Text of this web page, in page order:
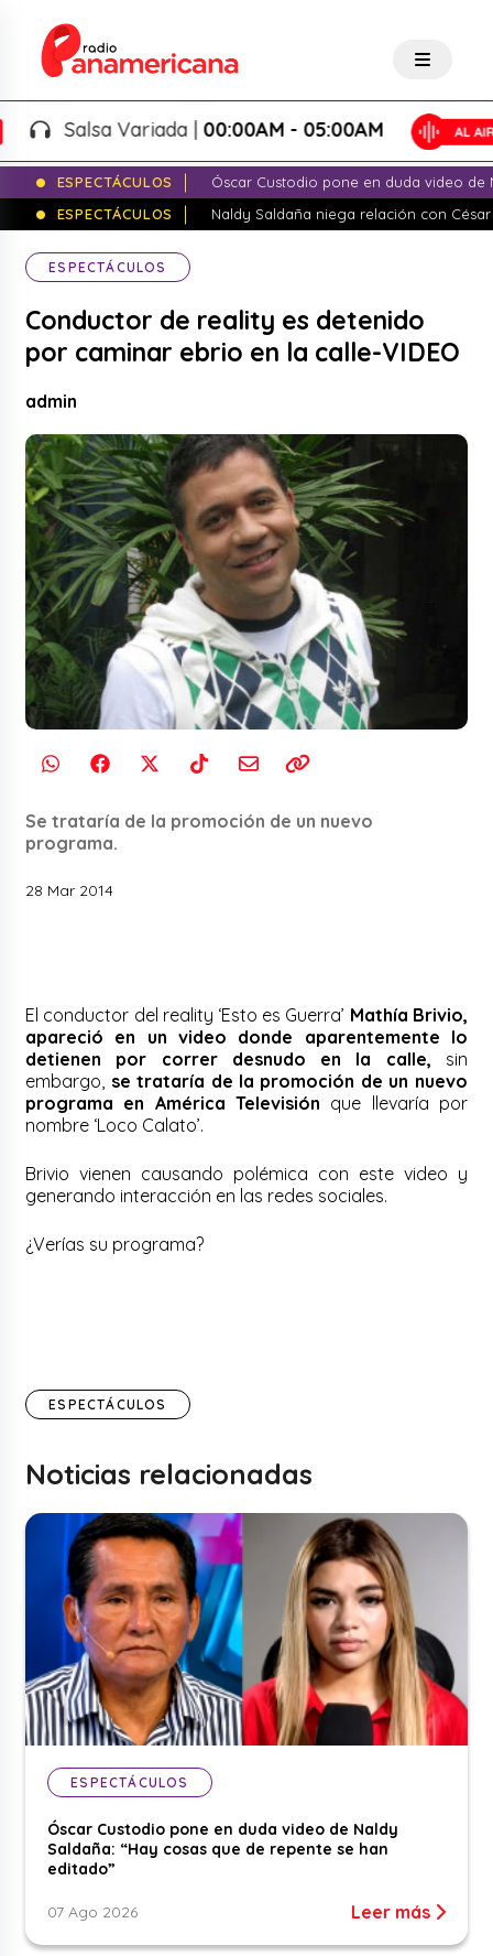
Salsa Variada |00:00AM - 05:00AM
ESPECTÁCULOS
Óscar Custodio pone en duda video de
ESPECTÁCULOS
Naldy Saldaña niega relación con
ESPECTÁCULOS
Conductor de reality es detenido
por caminar ebrio en la calle-VIDEO
admin
Se trataría de la promoción de un nuevo
programa.
28 Mar 2014
El conductor del reality ‘Esto es Guerra’ Mathía Brivio,
apareció en un video donde aparentemente lo
detienen por correr desnudo en la calle, sin
embargo, se trataría de la promoción de un nuevo
programa en América Televisión que llevaría por
nombre ‘Loco Calato’.
Brivio vienen causando polémica con este video y
generando interacción en las redes sociales.
¿Verías su programa?
ESPECTÁCULOS
Noticias relacionadas
ESPECTÁCULOS
Óscar Custodio pone en duda video de Naldy
Saldaña: “Hay cosas que de repente se han
editado”
07 Ago 2026 Leer más